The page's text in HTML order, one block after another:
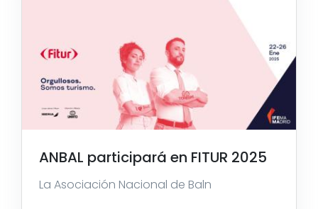
ANBAL participará en FITUR 2025
La Asociación Nacional de Baln